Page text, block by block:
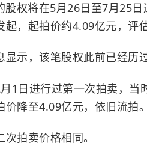
股权将在5月26日至7月25
，起拍价约4.09亿元，评
示，该笔股权此前已经历
1日进行过第一次拍卖，当
降至4.09亿元，依旧流拍。
拍卖价格相同。